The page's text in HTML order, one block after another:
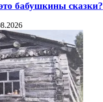
бабушкины сказки?